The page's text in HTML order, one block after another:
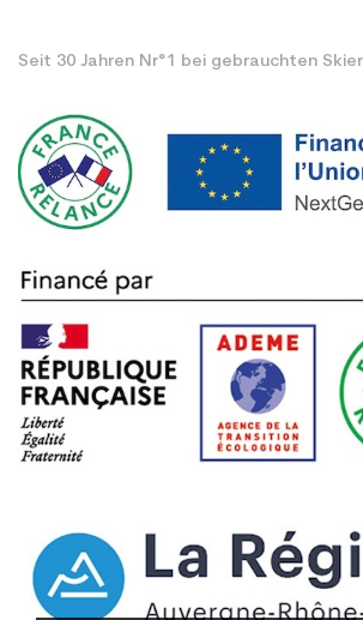
Seit 30 Jahren Nr°1 bei gebrauchten